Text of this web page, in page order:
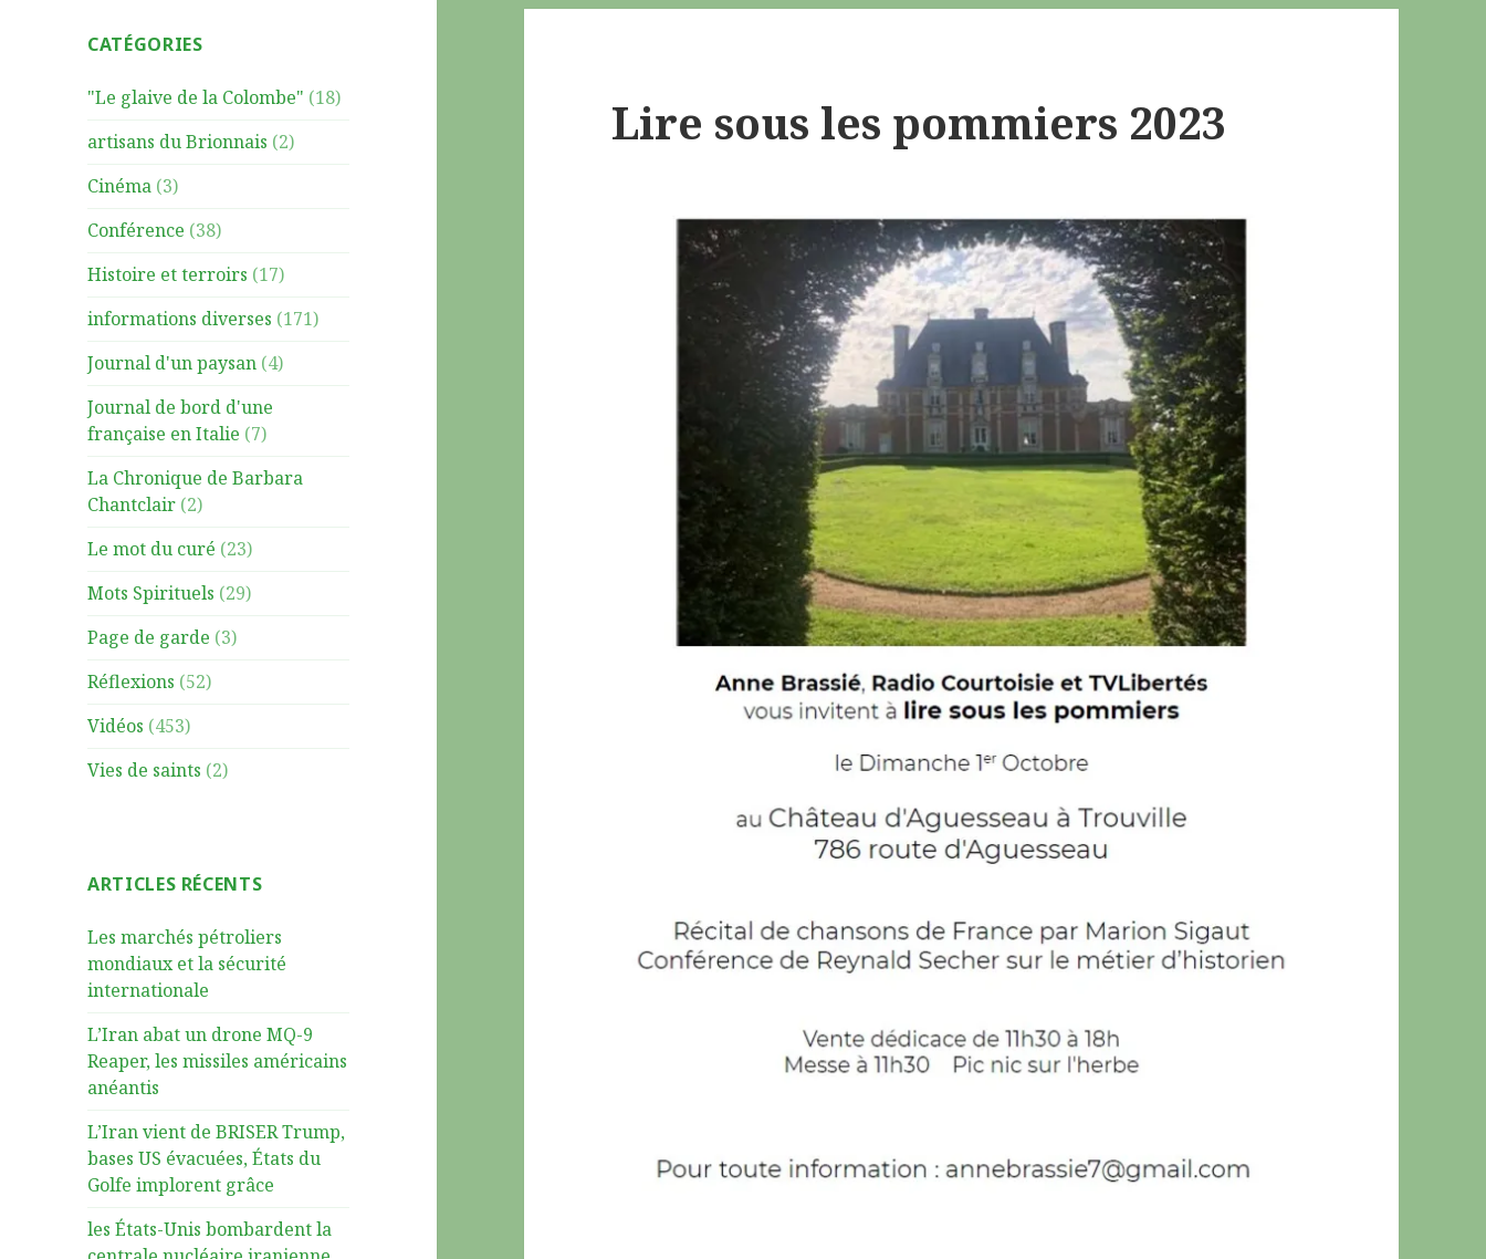
r
h
r
CATÉGORIES
"Le glaive de la Colombe" (18)
artisans du Brionnais (2)
Cinéma (3)
Conférence (38)
Histoire et terroirs (17)
informations diverses (171)
Journal d'un paysan (4)
Journal de bord d'une
française en Italie (7)
La Chronique de Barbara
Chantclair (2)
Le mot du curé (23)
Mots Spirituels (29)
Page de garde (3)
Réflexions (52)
Vidéos (453)
Vies de saints (2)
ARTICLES RÉCENTS
Les marchés pétroliers
mondiaux et la sécurité
internationale
L’Iran abat un drone MQ-9
Reaper, les missiles américains
anéantis
L’Iran vient de BRISER Trump,
bases US évacuées, États du
Golfe implorent grâce
les États-Unis bombardent la
Lire sous les pommiers 2023